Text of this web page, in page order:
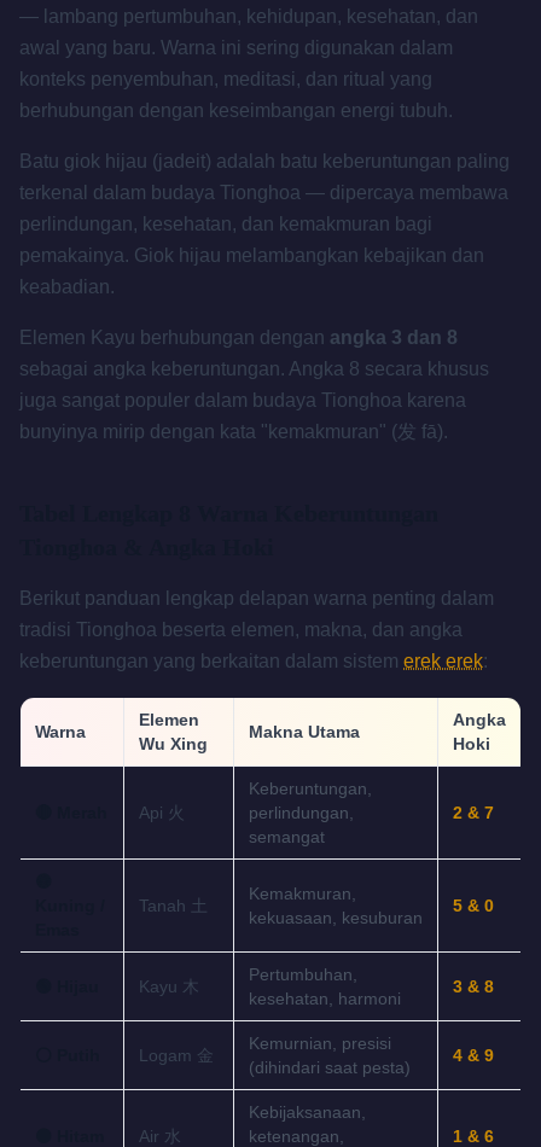
— lambang pertumbuhan, kehidupan, kesehatan, dan
awal yang baru. Warna ini sering digunakan dalam
konteks penyembuhan, meditasi, dan ritual yang
berhubungan dengan keseimbangan energi tubuh.
Batu giok hijau (jadeit) adalah batu keberuntungan paling
terkenal dalam budaya Tionghoa — dipercaya membawa
perlindungan, kesehatan, dan kemakmuran bagi
pemakainya. Giok hijau melambangkan kebajikan dan
keabadian.
Elemen Kayu berhubungan dengan angka 3 dan 8
sebagai angka keberuntungan. Angka 8 secara khusus
juga sangat populer dalam budaya Tionghoa karena
bunyinya mirip dengan kata "kemakmuran" (发 fā).
Berikut panduan lengkap delapan warna penting dalam
tradisi Tionghoa beserta elemen, makna, dan angka
keberuntungan yang berkaitan dalam sistem erek erek:
Warna
Elemen
Wu Xing
Makna Utama
Angka
Hoki
Api 火
Keberuntungan,
perlindungan,
semangat
2 & 7
Tanah 土
Kemakmuran,
kekuasaan, kesuburan
5 & 0
Kayu 木
Pertumbuhan,
kesehatan, harmoni
3 & 8
Logam 金
Kemurnian, presisi
(dihindari saat pesta)
4 & 9
Air 水
Kebijaksanaan,
ketenangan,
1 & 6